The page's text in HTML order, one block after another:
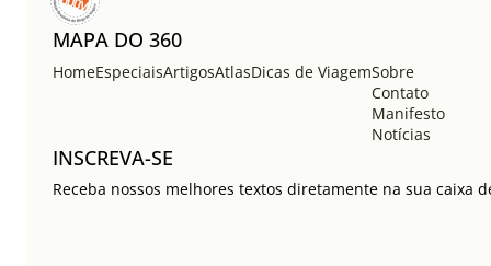
MAPA DO 360
HomeEspeciaisArtigosAtlasDicas de ViagemSobre
Contato
Manifesto
Notícias
INSCREVA-SE
Receba nossos melhores textos diretamente na sua caixa